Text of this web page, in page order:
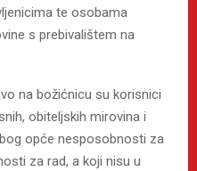
te osobama
s prebivalištem na
na božićnicu su korisnici
obiteljskih mirovina i
opće nesposobnosti za
za rad, a koji nisu u